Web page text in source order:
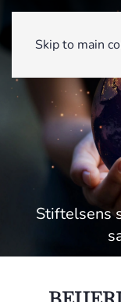
Skip to main
Stiftelsens